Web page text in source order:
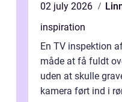
02 july 2026
inspiration
En TV inspektion
måde at få fuldt
uden at skulle
kamera ført ind i